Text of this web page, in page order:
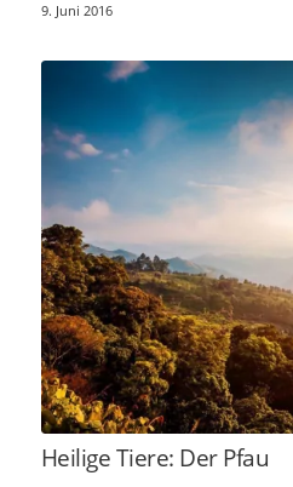
9. Juni 2016
Heilige Tiere: Der Pfau